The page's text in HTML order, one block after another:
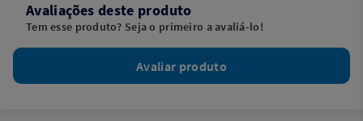
Avaliações deste produto
Tem esse produto? Seja o primeiro a avaliá-lo!
Avaliar produto